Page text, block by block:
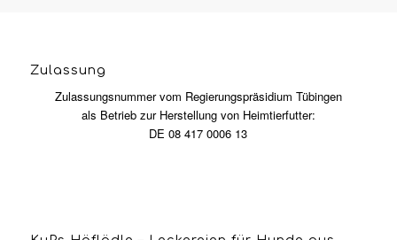
Zulassung
Zulassungsnummer vom Regierungspräsidium Tübingen
als Betrieb zur Herstellung von Heimtierfutter:
DE 08 417 0006 13